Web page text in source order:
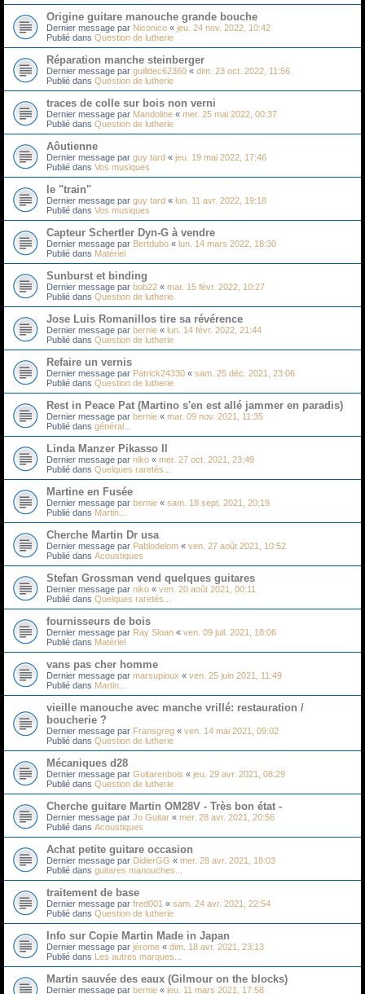
Origine guitare manouche grande bouche
Dernier message par Niconico « jeu. 24 nov. 2022, 10:42
Publié dans Question de lutherie
Réparation manche steinberger
Dernier message par guilldec62360 « dim. 23 oct. 2022, 11:56
Publié dans Question de lutherie
traces de colle sur bois non verni
Dernier message par Mandoline « mer. 25 mai 2022, 00:37
Publié dans Question de lutherie
Aôutienne
Dernier message par guy tard « jeu. 19 mai 2022, 17:46
Publié dans Vos musiques
le "train"
Dernier message par guy tard « lun. 11 avr. 2022, 19:18
Publié dans Vos musiques
Capteur Schertler Dyn-G à vendre
Dernier message par Bertdubo « lun. 14 mars 2022, 18:30
Publié dans Matériel
Sunburst et binding
Dernier message par bob22 « mar. 15 févr. 2022, 10:27
Publié dans Question de lutherie
Jose Luis Romanillos tire sa révérence
Dernier message par bernie « lun. 14 févr. 2022, 21:44
Publié dans Question de lutherie
Refaire un vernis
Dernier message par Patrick24330 « sam. 25 déc. 2021, 23:06
Publié dans Question de lutherie
Rest in Peace Pat (Martino s'en est allé jammer en paradis)
Dernier message par bernie « mar. 09 nov. 2021, 11:35
Publié dans général...
Linda Manzer Pikasso II
Dernier message par niko « mer. 27 oct. 2021, 23:49
Publié dans Quelques raretés...
Martine en Fusée
Dernier message par bernie « sam. 18 sept. 2021, 20:19
Publié dans Martin...
Cherche Martin Dr usa
Dernier message par Pablodelom « ven. 27 août 2021, 10:52
Publié dans Acoustiques
Stefan Grossman vend quelques guitares
Dernier message par niko « ven. 20 août 2021, 00:11
Publié dans Quelques raretés...
fournisseurs de bois
Dernier message par Ray Sloan « ven. 09 juil. 2021, 18:06
Publié dans Matériel
vans pas cher homme
Dernier message par marsupioux « ven. 25 juin 2021, 11:49
Publié dans Martin...
vieille manouche avec manche vrillé: restauration /
boucherie ?
Dernier message par Fransgreg « ven. 14 mai 2021, 09:02
Publié dans Question de lutherie
Mécaniques d28
Dernier message par Guitarenbois « jeu. 29 avr. 2021, 08:29
Publié dans Question de lutherie
Cherche guitare Martin OM28V - Très bon état -
Dernier message par Jo Guitar « mer. 28 avr. 2021, 20:56
Publié dans Acoustiques
Achat petite guitare occasion
Dernier message par DidierGG « mer. 28 avr. 2021, 18:03
Publié dans guitares manouches...
traitement de base
Dernier message par fred001 « sam. 24 avr. 2021, 22:54
Publié dans Question de lutherie
Info sur Copie Martin Made in Japan
Dernier message par jérome « dim. 18 avr. 2021, 23:13
Publié dans Les autres marques...
Martin sauvée des eaux (Gilmour on the blocks)
Dernier message par bernie « jeu. 11 mars 2021, 17:58